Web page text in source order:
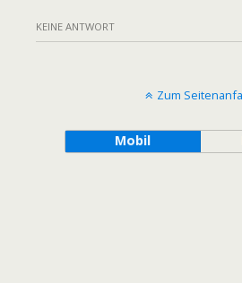
KEINE ANTWORT
Zum
Mobil